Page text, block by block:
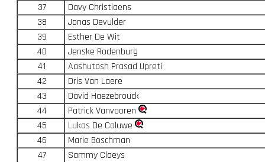
37
Davy Christiaens
38
Jonas Devulder
39
Esther De Wit
40
Jenske Rodenburg
41
Aashutosh Prasad Upreti
42
Dris Van Laere
43
David Haezebrouck
44
Patrick Vanvooren
45
Lukas De Caluwe
46
Marie Boschman
47
Sammy Claeys